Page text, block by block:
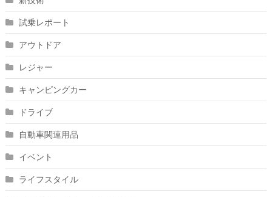
試乗レポート
アウトドア
レジャー
キャンピングカー
ドライブ
自動車関連用品
イベント
ライフスタイル